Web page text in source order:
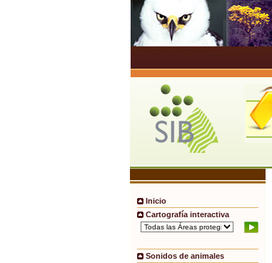
Inicio
Cartografía interactiva
Sonidos de animales